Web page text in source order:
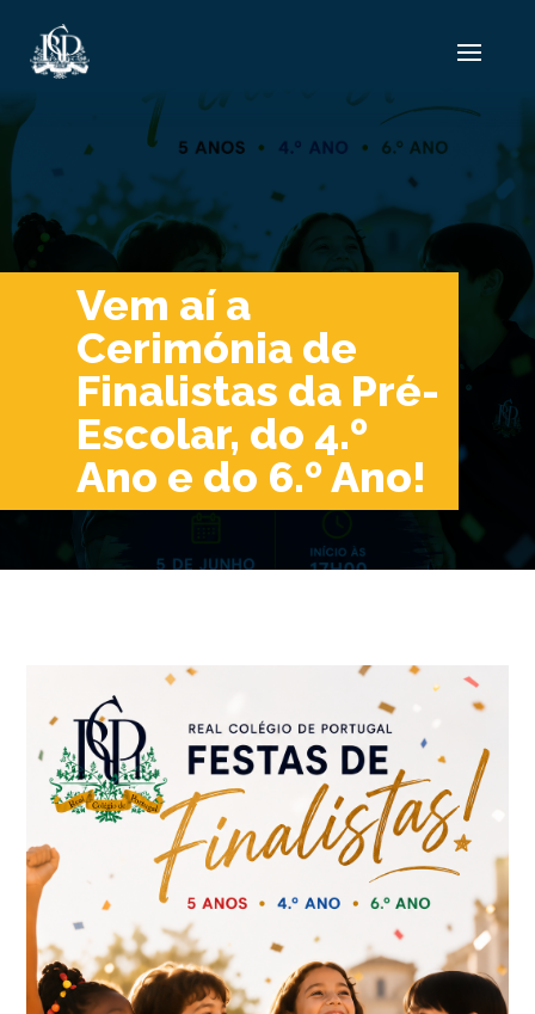
Vem aí a
Cerimónia de
Finalistas da Pré-
Escolar, do 4.º
Ano e do 6.º Ano!